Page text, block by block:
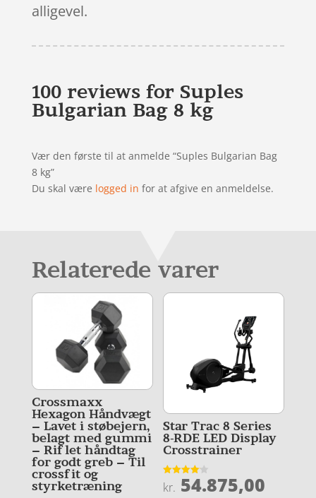
alligevel.
100 reviews for Suples
Bulgarian Bag 8 kg
Vær den første til at anmelde “Suples Bulgarian Bag
8 kg”
Du skal være logged in for at afgive en anmeldelse.
Relaterede varer
Crossmaxx
Hexagon Håndvægt
– Lavet i støbejern,
belagt med gummi
– Riflet håndtag
for godt greb – Til
crossfit og
styrketræning
Star Trac 8 Series
8-RDE LED Display
Crosstrainer
Vurderet
4.1
kr. 54.875,00